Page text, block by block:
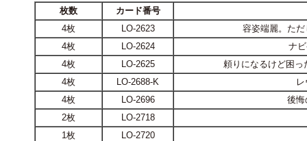
枚数
カード番号
4枚
LO-2623
容姿端麗。た
4枚
LO-2624
ナ
4枚
LO-2625
頼りになるけど困
4枚
LO-2688-K
4枚
LO-2696
後悔
2枚
LO-2718
1枚
LO-2720